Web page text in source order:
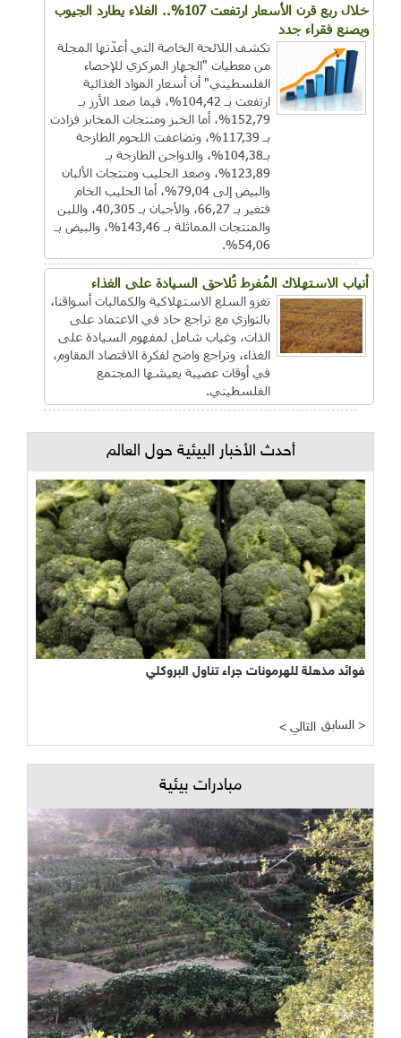
خلال ربع قرن الأسعار ارتفعت 107%.. الغلاء يطارد الجيوب
ويصنع فقراء جدد
تكشف اللائحة الخاصة التي أعدّتها المجلة
من معطيات "الجهاز المركزي للإحصاء
الفلسطيني" أن أسعار المواد الغذائية
ارتفعت بـ 104,42%، فيما صعد الأرز بـ
152,79%، أما الخبز ومنتجات المخابز فزادت
بـ 117,39%، وتضاعفت اللحوم الطازجة
بـ104,38%، والدواجن الطازجة بـ
123,89%، وصعد الحليب ومنتجات الألبان
والبيض إلى 79,04%، أما الحليب الخام
فتغير بـ 66,27، والأجبان بـ 40,305، واللبن
والمنتجات المماثلة بـ 143,46%، والبيض بـ
54,06%.
أنياب الاستهلاك المُفرط تُلاحق السيادة على الغذاء
تغزو السلع الاستهلاكية والكماليات أسواقنا،
بالتوازي مع تراجع حاد في الاعتماد على
الذات، وغياب شامل لمفهوم السيادة على
الغذاء، وتراجع واضح لفكرة الاقتصاد المقاوم،
في أوقات عصيبة يعيشها المجتمع
الفلسطيني.
أحدث الأخبار البيئية حول العالم
فوائد مذهلة للهرمونات جراء تناول البروكلي
< التالي السابق >
مبادرات بيئية